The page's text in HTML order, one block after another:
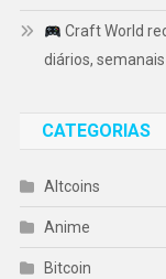
Craft World
diários,
CATEGORIAS
Altcoins
Anime
Bitcoin